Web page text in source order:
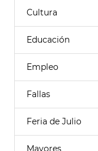
Cultura
Educación
Empleo
Fallas
Feria de Julio
Mayores